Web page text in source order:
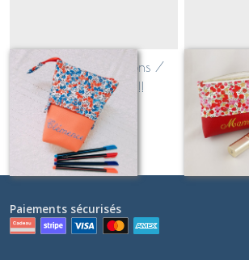
Trousse pot à crayons /
trousse magique!!
À partir de À
Paiements sécurisés